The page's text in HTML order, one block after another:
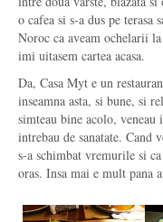
o cafea si s-a dus pe
Noroc ca aveam ochelarii
imi uitasem cartea acasa.
Da, Casa Myt e un
inseamna asta, si bune, si
simteau bine acolo,
intrebau de sanatate. Cand
s-a schimbat vremurile si
oras. Insa mai e mult